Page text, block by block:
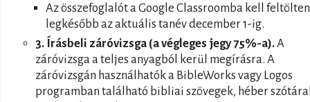
Az összefoglalót a Google Classroomba kell
legkésőbb az aktuális tanév december 1-ig.
3. Írásbeli záróvizsga (a végleges jegy 75%-a).A
záróvizsga a teljes anyagból kerül megírásra. A
záróvizsgán használhatók a BibleWorks vagy Logos
programban található bibliai szövegek, héber